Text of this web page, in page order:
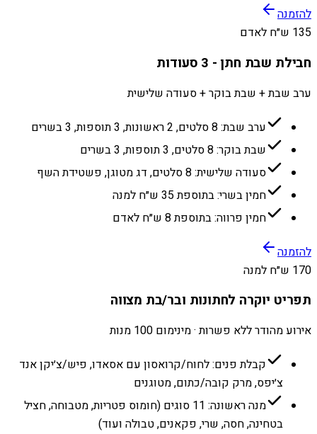
להזמנה
135 ש״ח לאדם
חבילת שבת חתן - 3 סעודות
ערב שבת + שבת בוקר + סעודה שלישית
ערב שבת: 8 סלטים, 2 ראשונות, 3 תוספות, 3 בשרים
שבת בוקר: 8 סלטים, 3 תוספות, 3 בשרים
סעודה שלישית: 8 סלטים, דג מטוגן, פשטידת השף
חמין בשרי: בתוספת 35 ש״ח למנה
חמין פרווה: בתוספת 8 ש״ח לאדם
להזמנה
170 ש״ח למנה
תפריט יוקרה לחתונות ובר/בת מצווה
אירוע מהודר ללא פשרות · מינימום 100 מנות
קבלת פנים: לחוח/קרואסון עם אסאדו, פיש/צ׳יקן אנד
צ׳יפס, מרק קובה/כתום, מטוגנים
מנה ראשונה: 11 סוגים (חומוס פטריות, מטבוחה, חציל
בטחינה, חסה, שרי, פקאנים, טבולה ועוד)